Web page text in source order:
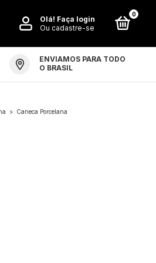
Olá! Faça login
Ou cadastre-se
0
FREQUENTES
ENVIAMOS PARA TODO
O BRASIL
> Caneca Porcelana